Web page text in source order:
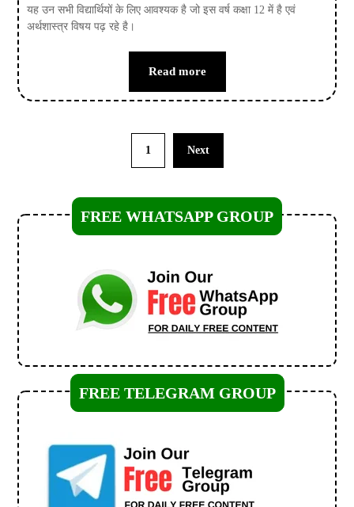
यह उन सभी विद्यार्थियों के लिए आवश्यक है जो इस वर्ष कक्षा 12 में है एवं
अर्थशास्त्र विषय पढ़ रहे है।
Read more
1 Next
FREE WHATSAPP GROUP
FREE TELEGRAM GROUP